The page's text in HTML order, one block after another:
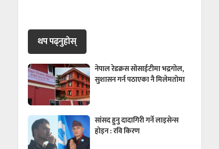
थप पढ्नुहाेस्
नेपाल रेडक्रस सोसाईटीमा भद्रगोल,
सुशासन गर्न पठाएका नै मिलेमतोमा
सांसद हुनु दादागिरी गर्ने लाइसेन्स
होइन : रवि किरण